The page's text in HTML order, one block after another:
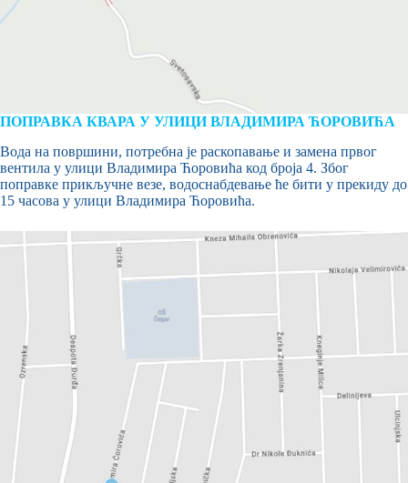
ПОПРАВКА КВАРА У УЛИЦИ ВЛАДИМИРА ЋОРОВИЋА
Вода на површини, потребна је раскопавање и замена првог
вентила у улици Владимира Ћоровића код броја 4. Због
поправке прикључне везе, водоснабдевање ће бити у прекиду до
15 часова у улици Владимира Ћоровића.